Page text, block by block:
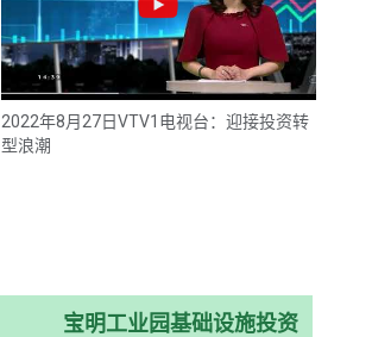
2022年8月27日VTV1电视台：迎接投资转
型浪潮
宝明工业园基础设施投资